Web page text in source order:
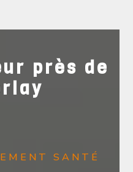
près de
SANTÉ